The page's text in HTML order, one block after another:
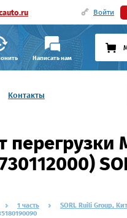
Войти
Написать нам
Контакты
1 часть SORL Ruili Group,